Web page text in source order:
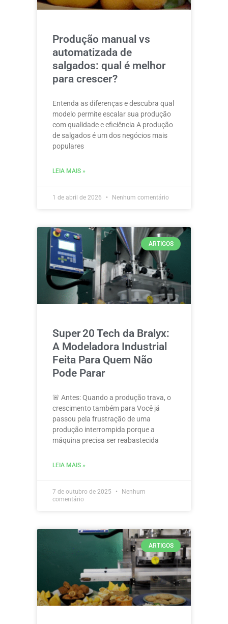
Produção manual vs
automatizada de
salgados: qual é melhor
para crescer?
Entenda as diferenças e descubra qual
modelo permite escalar sua produção
com qualidade e eficiência A produção
de salgados é um dos negócios mais
populares
LEIA MAIS »
1 de abril de 2026 Nenhum comentário
ARTIGOS
Super 20 Tech da Bralyx:
A Modeladora Industrial
Feita Para Quem Não
Pode Parar
🚨 Antes: Quando a produção trava, o
crescimento também para Você já
passou pela frustração de uma
produção interrompida porque a
máquina precisa ser reabastecida
LEIA MAIS »
7 de outubro de 2025
Nenhum
comentário
ARTIGOS